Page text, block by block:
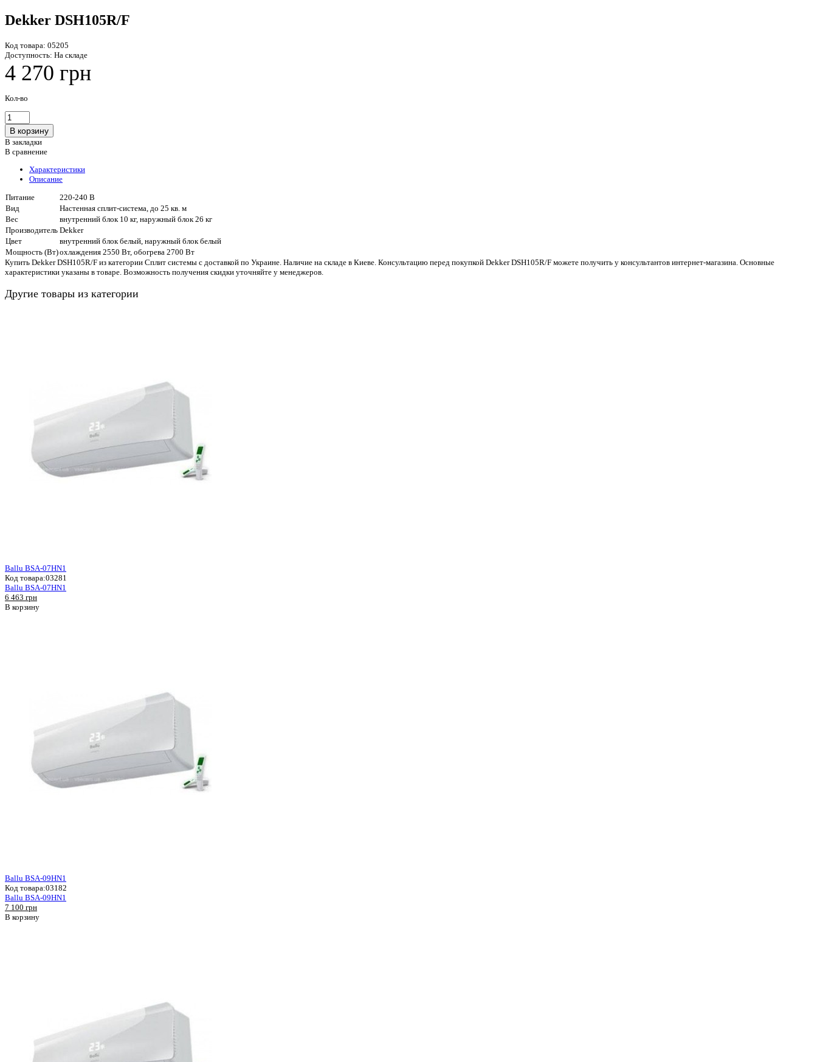
Dekker DSH105R/F
Код товара: 05205
Доступность: На складе
4 270 грн
Кол-во
В закладки
В сравнение
Характеристики
Описание
Питание
220-240 В
Вид
Настенная сплит-система, до 25 кв. м
Вес
внутренний блок 10 кг, наружный блок 26 кг
Производитель Dekker
Цвет
внутренний блок белый, наружный блок белый
Мощность (Вт)охлаждения 2550 Вт, обогрева 2700 Вт
Купить Dekker DSH105R/F из категории Сплит системы с доставкой по Украине. Наличие на складе в Киеве. Консультацию перед покупкой Dekker DSH105R/F можете получить у консультантов интернет-магазина. Основные
характеристики указаны в товаре. Возможность получения скидки уточняйте у менеджеров.
Другие товары из категории
Ballu BSA-07HN1
Код товара:03281
Ballu BSA-07HN1
6 463 грн
В корзину
Ballu BSA-09HN1
Код товара:03182
Ballu BSA-09HN1
7 100 грн
В корзину